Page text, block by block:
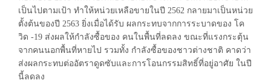
เป็นไปตามเป้า ทำให้หน่วยเหลือขายในปี 2562 กลายมาเป็นหน่วย
ตั้งต้นของปี 2563 ยิ่งเมื่อได้รับ ผลกระทบจากการระบาดของ โค
วิด -19 ส่งผลให้กำลังซื้อของ คนในพื้นที่ลดลง ขณะที่แรงกระตุ้น
จากคนนอกพื้นที่หายไป รวมทั้ง กำลังซื้อของชาวต่างชาติ คาดว่า
ส่งผลกระทบต่ออัตราดูดซับและการโอนกรรมสิทธิ์ที่อยู่อาศัย ในปี
นี้ลดลง